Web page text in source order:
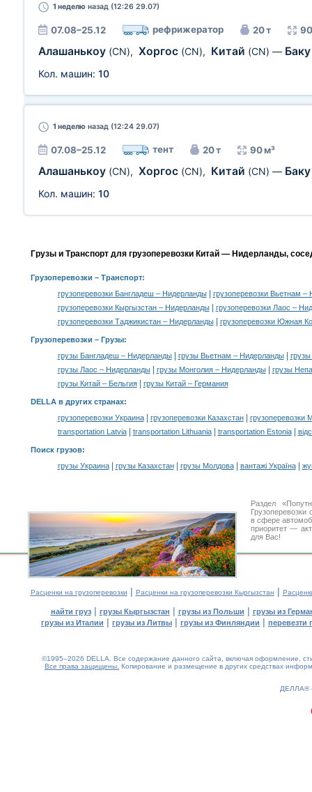
1 неделю назад (12:26 29.07)
07.08–25.12 рефрижератор 20 т
Алашанькоу (CN), Хоргос (CN), Китай (CN) —
Кол. машин: 10
1 неделю назад (12:24 29.07)
07.08–25.12 тент 20 т 90 м³
Алашанькоу (CN), Хоргос (CN), Китай (CN) —
Кол. машин: 10
Грузы и Транспорт для грузоперевозки Китай — Нидерланды,
Грузоперевозки – Транспорт:
грузоперевозки Бангладеш – Нидерланды|
грузоперевозки Вьетнам –
грузоперевозки Кыргызстан – Нидерланды|
грузоперевозки Лаос –
грузоперевозки Таджикистан – Нидерланды| грузоперевозки Южная
Грузоперевозки – Грузы:
грузы Бангладеш – Нидерланды| грузы Вьетнам – Нидерланды|
грузы Лаос – Нидерланды| грузы Монголия – Нидерланды|
грузы
грузы Китай – Бельгия| грузы Китай – Германия
DELLA в других странах:
грузоперевозки Украина| грузоперевозки Казахстан|
грузоперевозки
transportation Latvia| transportation Lithuania| transportation Estonia|
Поиск грузов:
грузы Украина| грузы Казахстан| грузы Молдова| вантажі Україна|
Раздел
в сфере
приоритет —
для Вас!
Расценки на грузоперевозки | Расценки на грузоперевозки Кыргызстан |
найти груз| грузы Кыргызстан | грузы из Польши | грузы из
грузы из Италии | грузы из Литвы | грузы из Финляндии | перевезти
©1995–2026 DELLA. Все содержание данного сайта, включая оформление,
Все права защищены. Копирование и размещение в других средствах